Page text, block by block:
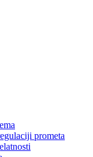
prometa